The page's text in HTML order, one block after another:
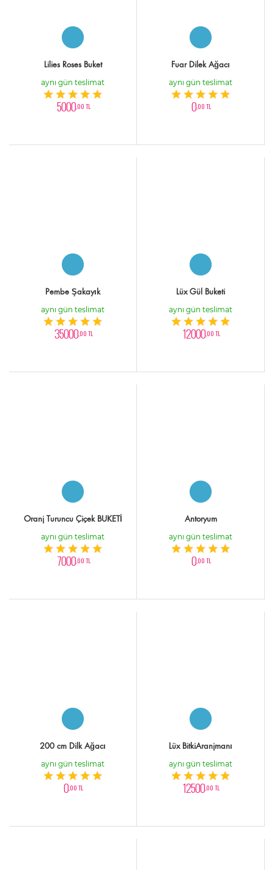
Lilies Roses Buket
aynı gün teslimat
5000,00 TL
Fuar Dilek Ağacı
aynı gün teslimat
0,00 TL
Pembe Şakayık
aynı gün teslimat
35000,00 TL
Lüx Gül Buketi
aynı gün teslimat
12000,00 TL
Oranj Turuncu Çiçek BUKETİ
aynı gün teslimat
7000,00 TL
Antoryum
aynı gün teslimat
0,00 TL
200 cm Dilk Ağacı
aynı gün teslimat
0,00 TL
Lüx BitkiAranjmanı
aynı gün teslimat
12500,00 TL